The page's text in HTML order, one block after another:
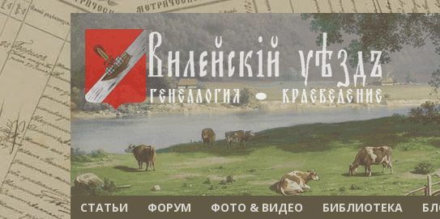
СТАТЬИ ФОРУМ ФОТО & ВИДЕО БИБЛИОТЕКА